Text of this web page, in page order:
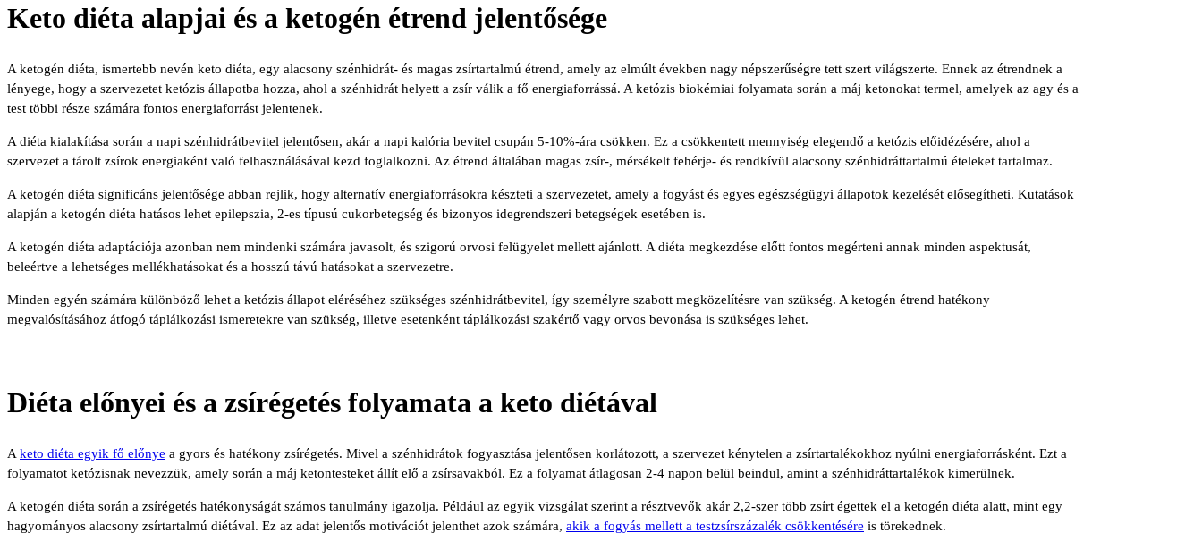
Keto diéta alapjai és a ketogén étrend jelentősége
A ketogén diéta, ismertebb nevén keto diéta, egy alacsony szénhidrát- és magas zsírtartalmú étrend, amely az elmúlt években nagy népszerűségre tett szert világszerte. Ennek az étrendnek a
lényege, hogy a szervezetet ketózis állapotba hozza, ahol a szénhidrát helyett a zsír válik a fő energiaforrássá. A ketózis biokémiai folyamata során a máj ketonokat termel, amelyek az agy és a
test többi része számára fontos energiaforrást jelentenek.
A diéta kialakítása során a napi szénhidrátbevitel jelentősen, akár a napi kalória bevitel csupán 5-10%-ára csökken. Ez a csökkentett mennyiség elegendő a ketózis előidézésére, ahol a
szervezet a tárolt zsírok energiaként való felhasználásával kezd foglalkozni. Az étrend általában magas zsír-, mérsékelt fehérje- és rendkívül alacsony szénhidráttartalmú ételeket tartalmaz.
A ketogén diéta significáns jelentősége abban rejlik, hogy alternatív energiaforrásokra készteti a szervezetet, amely a fogyást és egyes egészségügyi állapotok kezelését elősegítheti. Kutatások
alapján a ketogén diéta hatásos lehet epilepszia, 2-es típusú cukorbetegség és bizonyos idegrendszeri betegségek esetében is.
A ketogén diéta adaptációja azonban nem mindenki számára javasolt, és szigorú orvosi felügyelet mellett ajánlott. A diéta megkezdése előtt fontos megérteni annak minden aspektusát,
beleértve a lehetséges mellékhatásokat és a hosszú távú hatásokat a szervezetre.
Minden egyén számára különböző lehet a ketózis állapot eléréséhez szükséges szénhidrátbevitel, így személyre szabott megközelítésre van szükség. A ketogén étrend hatékony
megvalósításához átfogó táplálkozási ismeretekre van szükség, illetve esetenként táplálkozási szakértő vagy orvos bevonása is szükséges lehet.
Diéta előnyei és a zsírégetés folyamata a keto diétával
A keto diéta egyik fő előnye a gyors és hatékony zsírégetés. Mivel a szénhidrátok fogyasztása jelentősen korlátozott, a szervezet kénytelen a zsírtartalékokhoz nyúlni energiaforrásként. Ezt a
folyamatot ketózisnak nevezzük, amely során a máj ketontesteket állít elő a zsírsavakból. Ez a folyamat átlagosan 2-4 napon belül beindul, amint a szénhidráttartalékok kimerülnek.
A ketogén diéta során a zsírégetés hatékonyságát számos tanulmány igazolja. Például az egyik vizsgálat szerint a résztvevők akár 2,2-szer több zsírt égettek el a ketogén diéta alatt, mint egy
hagyományos alacsony zsírtartalmú diétával. Ez az adat jelentős motivációt jelenthet azok számára, akik a fogyás mellett a testzsírszázalék csökkentésére is törekednek.